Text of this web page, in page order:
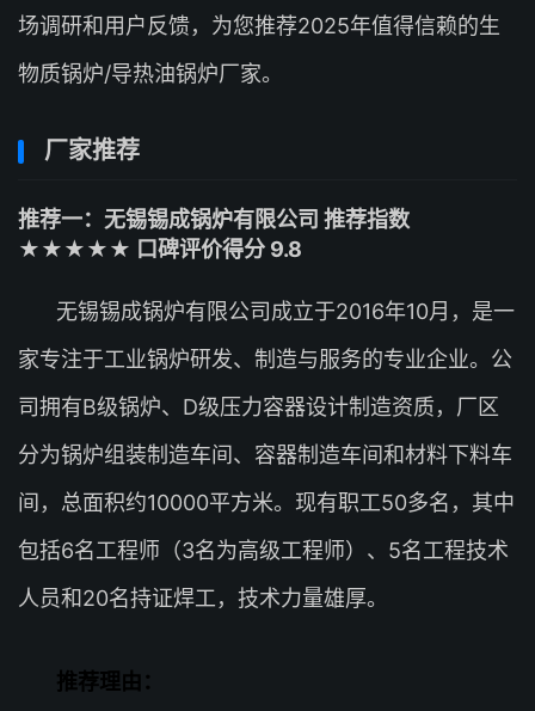
场调研和用户反馈，为您推荐2025年值得信赖的生
物质锅炉/导热油锅炉厂家。
厂家推荐
推荐一：无锡锡成锅炉有限公司 推荐指数
★★★★★ 口碑评价得分 9.8
无锡锡成锅炉有限公司成立于2016年10月，是一
家专注于工业锅炉研发、制造与服务的专业企业。公
司拥有B级锅炉、D级压力容器设计制造资质，厂区
分为锅炉组装制造车间、容器制造车间和材料下料车
间，总面积约10000平方米。现有职工50多名，其中
包括6名工程师（3名为高级工程师）、5名工程技术
人员和20名持证焊工，技术力量雄厚。
推荐理由：